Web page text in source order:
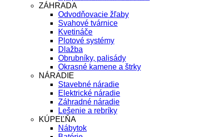
ZÁHRADA
Odvodňovacie žľaby
Svahové tvárnice
Kvetináče
Plotové systémy
Dlažba
Obrubníky, palisády
Okrasné kamene a štrky
NÁRADIE
Stavebné náradie
Elektrické náradie
Záhradné náradie
Lešenie a rebríky
KÚPEĽŇA
Nábytok